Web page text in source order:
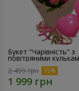
Букет "Чарівність" з
повітряними
2 499 грн